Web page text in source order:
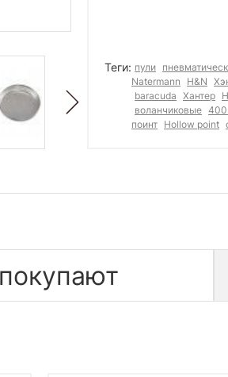
Теги: пули
Natermann
H&N
baracuda Хантер
воланчиковые
поинт Hollow point